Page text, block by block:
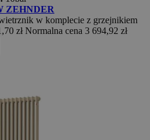
ZEHNDER
w komplecie z grzejnikiem
zł Normalna cena 3 694,92 zł